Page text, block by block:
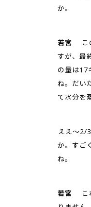
か。
若宮
すが、最
の量は17
ね。だい
て水分を
――ええ〜
か。すご
ね。
若宮